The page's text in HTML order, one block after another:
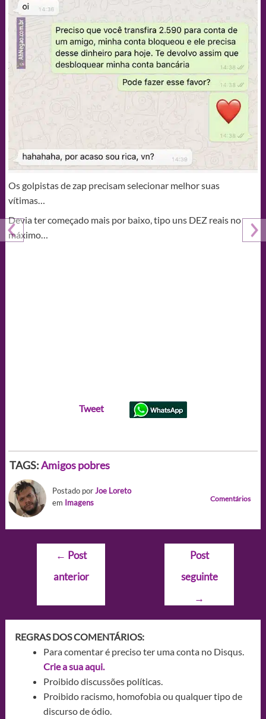
Os golpistas de zap precisam selecionar melhor suas
vítimas…
Devia ter começado mais por baixo, tipo uns DEZ reais no
máximo…
Tweet
TAGS:Amigos pobres
Postado porJoe Loreto
em Imagens Comentários
Navegação
Post
← Post
anterior
Post
seguinte
→
REGRAS DOS COMENTÁRIOS:
Para comentar é preciso ter uma conta no Disqus.
Crie a sua aqui.
Proibido discussões políticas.
Proibido racismo, homofobia ou qualquer tipo de
discurso de ódio.